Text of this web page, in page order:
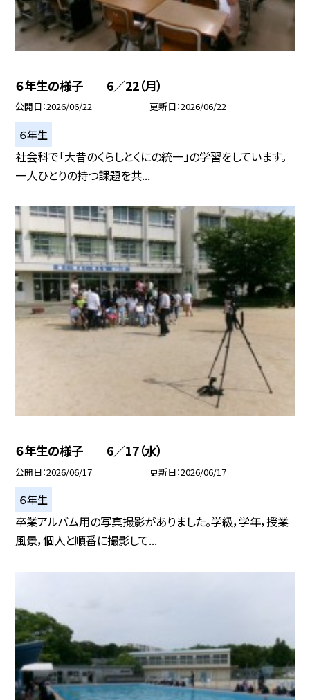
６年生の様子 6／22（月）
公開日 2026/06/22 更新日 2026/06/22
６年生
社会科で「大昔のくらしとくにの統一」の学習をしています。
一人ひとりの持つ課題を共...
６年生の様子 6／17（水）
公開日 2026/06/17 更新日 2026/06/17
６年生
卒業アルバム用の写真撮影がありました。学級，学年，授業
風景，個人と順番に撮影して...